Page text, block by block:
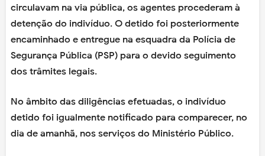
circulavam na via pública, os agentes procederam à
detenção do indivíduo. O detido foi posteriormente
encaminhado e entregue na esquadra da Polícia de
Segurança Pública (PSP) para o devido seguimento
dos trâmites legais.
No âmbito das diligências efetuadas, o indivíduo
detido foi igualmente notificado para comparecer, no
dia de amanhã, nos serviços do Ministério Público.